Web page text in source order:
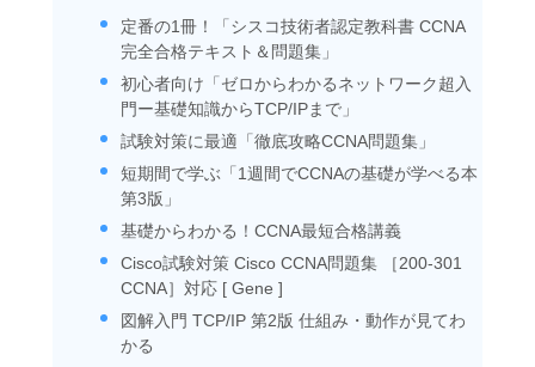
定番の1冊！「シスコ技術者認定教科書 CCNA
完全合格テキスト＆問題集」
初心者向け「ゼロからわかるネットワーク超入
門ー基礎知識からTCP/IPまで」
試験対策に最適「徹底攻略CCNA問題集」
短期間で学ぶ「1週間でCCNAの基礎が学べる本
第3版」
基礎からわかる！CCNA最短合格講義
Cisco試験対策 Cisco CCNA問題集 ［200-301
CCNA］対応 [ Gene ]
図解入門 TCP/IP 第2版 仕組み・動作が見てわ
かる